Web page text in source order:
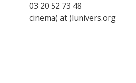
03 20 52 73 48
cinema( at )lunivers.org